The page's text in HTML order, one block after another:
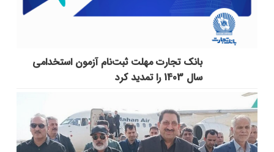
بانک تجارت مهلت ثبت‌نام آزمون استخدامی
سال 1403 را تمدید کرد